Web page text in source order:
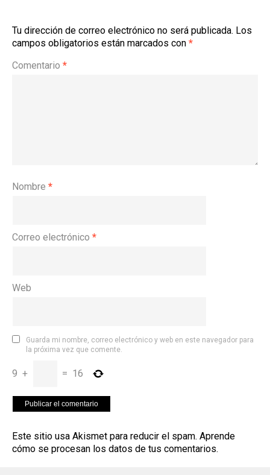
Tu dirección de correo electrónico no será publicada. Los
campos obligatorios están marcados con *
Comentario *
Nombre *
Correo electrónico *
Web
Guarda mi nombre, correo electrónico y web en este navegador para
la próxima vez que comente.
9 + = 16
Este sitio usa Akismet para reducir el spam. Aprende
cómo se procesan los datos de tus comentarios.